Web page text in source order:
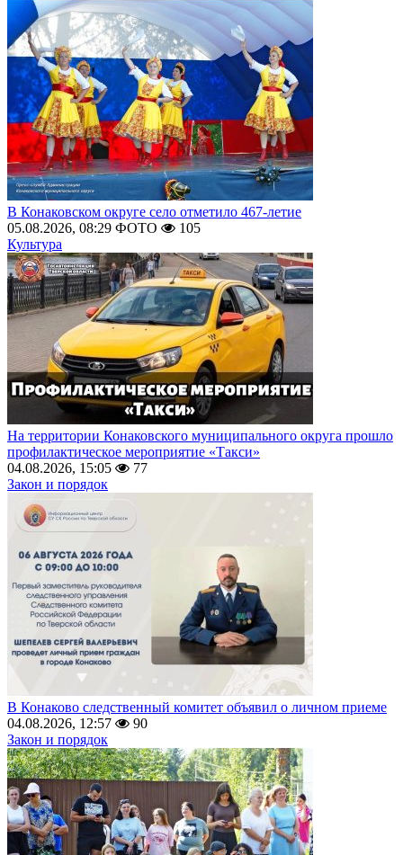
В Конаковском округе село отметило 467-летие
05.08.2026, 08:29 ФОТО
105
Культура
На территории Конаковского муниципального округа прошло
профилактическое мероприятие «Такси»
04.08.2026, 15:05
77
Закон и порядок
В Конаково следственный комитет объявил о личном приеме
04.08.2026, 12:57
90
Закон и порядок